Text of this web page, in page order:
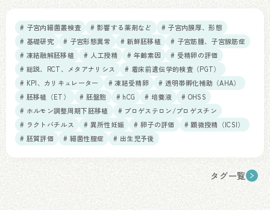
# 子宮内細菌叢検査 # 影響する薬剤など
# 子宮内膜厚、形態
# 基礎研究
# 子宮形態異常 # 新鮮胚移植
# 子宮筋腫、子宮腺筋症
# 凍結融解胚移植
# 人工授精 # 年齢素因
# 受精卵の評価
# 総説、RCT、メタアナリシス
# 着床前遺伝学的検査（PGT）
# KPI、カリキュレーター
# 凍結受精卵
# 透明帯孵化補助（AHA）
# 胚移植（ET）
# 胚盤胞 # hCG # 培養液
# OHSS
# ホルモン調整周期下胚移植
# プロゲステロン/プロゲスチン
# ラクトバチルス
# 異所性妊娠 # 卵子の評価
# 顕微授精（ICSI）
# 胚質評価
# 細菌性膣症 # 出生児予後
タグ一覧